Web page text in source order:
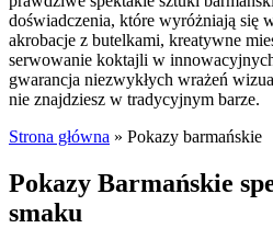
doświadczenia, które wyróżniają się
akrobacje z butelkami, kreatywne
serwowanie koktajli w
gwarancja niezwykłych wrażeń
nie znajdziesz w tradycyjnym barze.
Strona główna » Pokazy barmańskie
Pokazy Barmańskie
smaku